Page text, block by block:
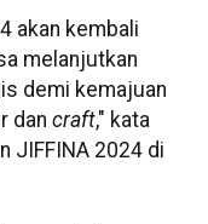
akan kembali
melanjutkan
demi kemajuan
dan craft," kata
JIFFINA 2024 di